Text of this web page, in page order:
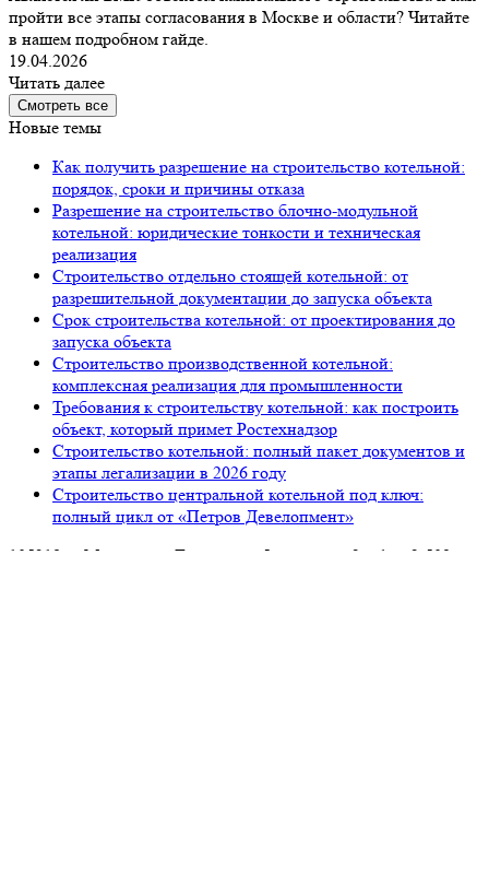
пройти все этапы согласования в Москве и области? Читайте
в нашем подробном гайде.
19.04.2026
Читать далее
Смотреть все
Новые темы
Как получить разрешение на строительство котельной:
порядок, сроки и причины отказа
Разрешение на строительство блочно-модульной
котельной: юридические тонкости и техническая
реализация
Строительство отдельно стоящей котельной: от
разрешительной документации до запуска объекта
Срок строительства котельной: от проектирования до
запуска объекта
Строительство производственной котельной:
комплексная реализация для промышленности
Требования к строительству котельной: как построить
объект, который примет Ростехнадзор
Строительство котельной: полный пакет документов и
этапы легализации в 2026 году
Строительство центральной котельной под ключ:
полный цикл от «Петров Девелопмент»
105318, г. Москва, ул. Ткацкая, д. 5, строение 2, офис 2-509